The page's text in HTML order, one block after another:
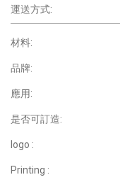
運送方式:
材料:
品牌:
應用:
是否可訂造:
logo :
Printing :